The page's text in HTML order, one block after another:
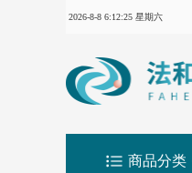
2026-8-8 6:12:26 星期六
商品分类